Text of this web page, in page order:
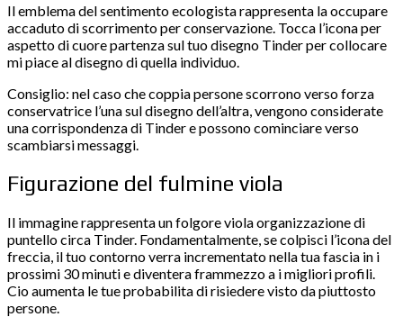
Il emblema del sentimento ecologista rappresenta la occupare
accaduto di scorrimento per conservazione. Tocca l’icona per
aspetto di cuore partenza sul tuo disegno Tinder per collocare
mi piace al disegno di quella individuo.
Consiglio: nel caso che coppia persone scorrono verso forza
conservatrice l’una sul disegno dell’altra, vengono considerate
una corrispondenza di Tinder e possono cominciare verso
scambiarsi messaggi.
Figurazione del fulmine viola
Il immagine rappresenta un folgore viola organizzazione di
puntello circa Tinder. Fondamentalmente, se colpisci l’icona del
freccia, il tuo contorno verra incrementato nella tua fascia in i
prossimi 30 minuti e diventera frammezzo a i migliori profili.
Cio aumenta le tue probabilita di risiedere visto da piuttosto
persone.